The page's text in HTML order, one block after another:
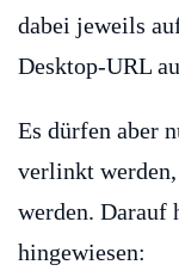
dabei jeweils
Desktop-URL
Es dürfen aber
verlinkt
werden. Darauf
hingewiesen: